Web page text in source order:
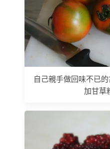
自己親手做回味不已
加甘草